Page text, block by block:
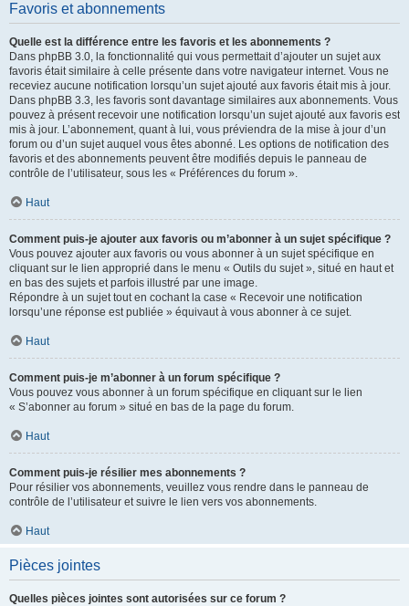
Favoris et abonnements
Quelle est la différence entre les favoris et les abonnements ?
Dans phpBB 3.0, la fonctionnalité qui vous permettait d’ajouter un sujet aux
favoris était similaire à celle présente dans votre navigateur internet. Vous ne
receviez aucune notification lorsqu’un sujet ajouté aux favoris était mis à jour.
Dans phpBB 3.3, les favoris sont davantage similaires aux abonnements. Vous
pouvez à présent recevoir une notification lorsqu’un sujet ajouté aux favoris est
mis à jour. L’abonnement, quant à lui, vous préviendra de la mise à jour d’un
forum ou d’un sujet auquel vous êtes abonné. Les options de notification des
favoris et des abonnements peuvent être modifiés depuis le panneau de
contrôle de l’utilisateur, sous les « Préférences du forum ».
Haut
Comment puis-je ajouter aux favoris ou m’abonner à un sujet spécifique ?
Vous pouvez ajouter aux favoris ou vous abonner à un sujet spécifique en
cliquant sur le lien approprié dans le menu « Outils du sujet », situé en haut et
en bas des sujets et parfois illustré par une image.
Répondre à un sujet tout en cochant la case « Recevoir une notification
lorsqu’une réponse est publiée » équivaut à vous abonner à ce sujet.
Haut
Comment puis-je m’abonner à un forum spécifique ?
Vous pouvez vous abonner à un forum spécifique en cliquant sur le lien
« S’abonner au forum » situé en bas de la page du forum.
Haut
Comment puis-je résilier mes abonnements ?
Pour résilier vos abonnements, veuillez vous rendre dans le panneau de
contrôle de l’utilisateur et suivre le lien vers vos abonnements.
Haut
Pièces jointes
Quelles pièces jointes sont autorisées sur ce forum ?